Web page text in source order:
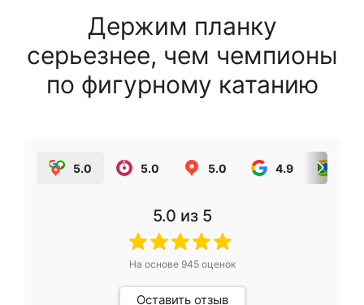
Держим планку
серьезнее, чем чемпионы
по фигурному катанию
5.0 5.0 5.0 4.9
5.0 из 5
На основе 945оценок
Оставить отзыв